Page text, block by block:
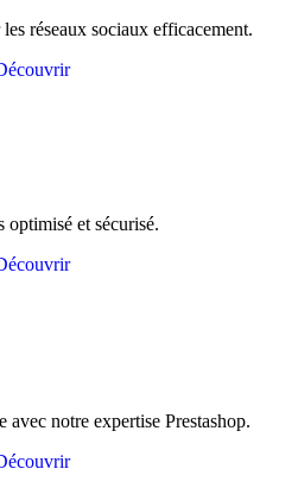
réseaux sociaux efficacement.
optimisé et sécurisé.
notre expertise Prestashop.